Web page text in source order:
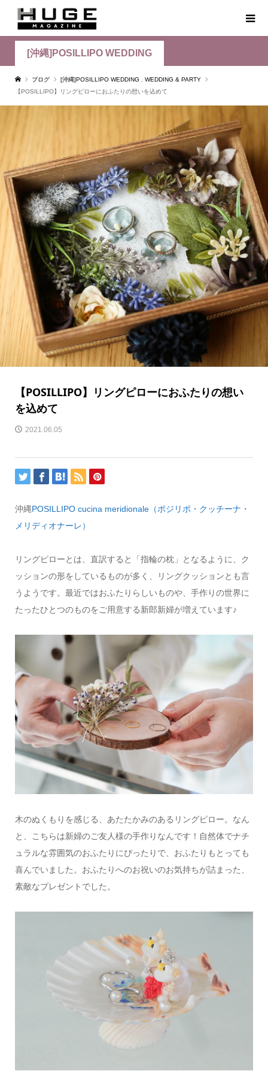
[沖縄]POSILLIPO WEDDING
ブログ [沖縄]POSILLIPO WEDDING
WEDDING & PARTY
【POSILLIPO】リングピローにおふたりの想いを込めて
【POSILLIPO】リングピローにおふたりの想い
を込めて
2021.06.05
沖縄POSILLIPO cucina meridionale（ポジリポ・クッチーナ・
メリディオナーレ）
リングピローとは、直訳すると「指輪の枕」となるように、ク
ッションの形をしているものが多く、リングクッションとも言
うようです。最近ではおふたりらしいものや、手作りの世界に
たったひとつのものをご用意する新郎新婦が増えています♪
木のぬくもりを感じる、あたたかみのあるリングピロー。なん
と、こちらは新婦のご友人様の手作りなんです！自然体でナチ
ュラルな雰囲気のおふたりにぴったりで、おふたりもとっても
喜んでいました。おふたりへのお祝いのお気持ちが詰まった、
素敵なプレゼントでした。